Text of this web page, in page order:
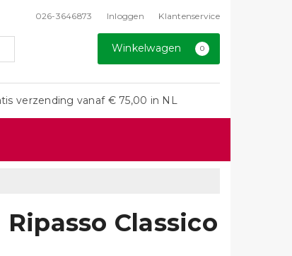
026-3646873 Inloggen Klantenservice
Winkelwagen 0
verzending vanaf € 75,00 in NL
Classico